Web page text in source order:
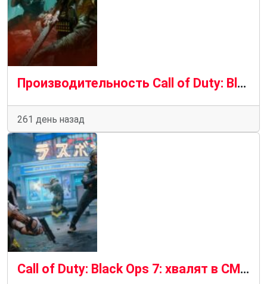
Производительность Call of Duty: Black Ops 7 на портативных консолях: не работает в Steam Deck
261 день назад
Call of Duty: Black Ops 7: хвалят в СМИ, ненавидят пользователи